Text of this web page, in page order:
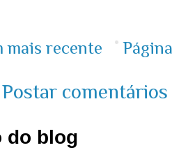
mais recente
Postar
do blog